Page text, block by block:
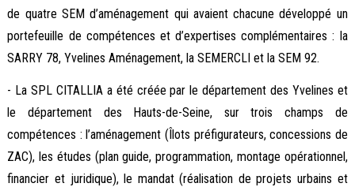
de quatre SEM d’aménagement qui avaient chacune développé un
portefeuille de compétences et d’expertises complémentaires : la
SARRY 78, Yvelines Aménagement, la SEMERCLI et la SEM 92.
- La SPL CITALLIA a été créée par le département des Yvelines et
le département des Hauts-de-Seine, sur trois champs de
compétences : l’aménagement (Îlots préfigurateurs, concessions de
ZAC), les études (plan guide, programmation, montage opérationnel,
financier et juridique), le mandat (réalisation de projets urbains et